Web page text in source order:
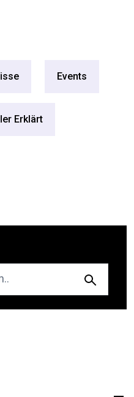
Events
Erklärt